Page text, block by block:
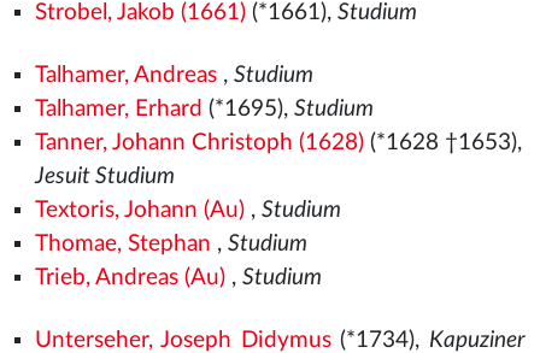
Strobel, Jakob (1661)(*1661), Studium
Talhamer, Andreas, Studium
Talhamer, Erhard (*1695), Studium
Tanner, Johann Christoph (1628)(*1628 †1653),
Jesuit Studium
Textoris, Johann (Au), Studium
Thomae, Stephan , Studium
Trieb, Andreas (Au), Studium
Unterseher, Joseph Didymus(*1734), Kapuziner